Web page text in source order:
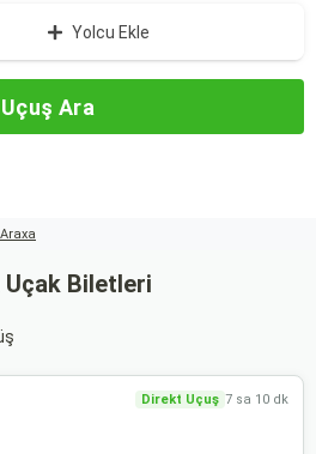
Yolcu Ekle
Uçuş Ara
Uçak Biletleri
Direkt Uçuş 7 sa 10 dk